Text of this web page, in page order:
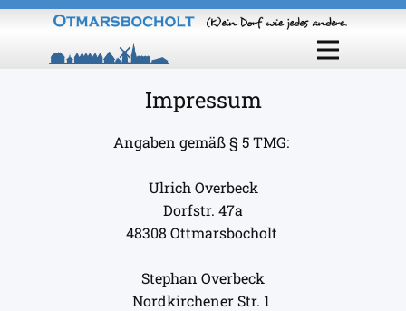
Impressum
Angaben gemäß § 5 TMG:
Ulrich Overbeck
Dorfstr. 47a
48308 Ottmarsbocholt
Stephan Overbeck
Nordkirchener Str. 1